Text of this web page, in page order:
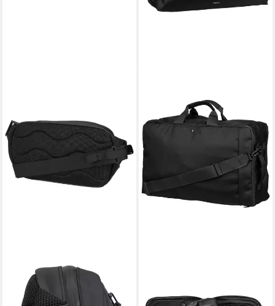
SANDQVIST
Rucksack Stream Crossbody
92,90 €
279,65 € UVP329,00 €